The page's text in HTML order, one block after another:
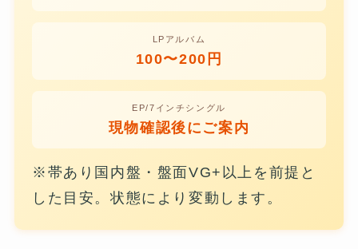
LPアルバム
100〜200円
EP/7インチシングル
現物確認後にご案内
※帯あり国内盤・盤面VG+以上を前提と
した目安。状態により変動します。